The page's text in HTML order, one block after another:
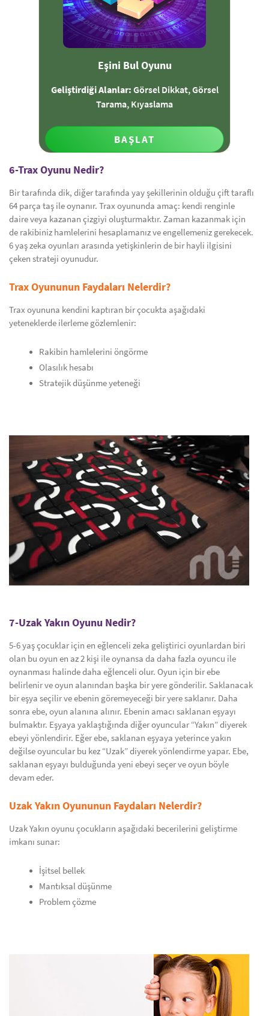
Eşini Bul Oyunu
Geliştirdiği Alanlar: Görsel Dikkat, Görsel
Tarama, Kıyaslama
BAŞLAT
6-Trax Oyunu Nedir?
Bir tarafında dik, diğer tarafında yay şekillerinin olduğu çift taraflı
64 parça taş ile oynanır. Trax oyununda amaç: kendi renginle
daire veya kazanan çizgiyi oluşturmaktır. Zaman kazanmak için
de rakibiniz hamlelerini hesaplamanız ve engellemeniz gerekecek.
6 yaş zeka oyunları arasında yetişkinlerin de bir hayli ilgisini
çeken strateji oyunudur.
Trax Oyununun Faydaları Nelerdir?
Trax oyununa kendini kaptıran bir çocukta aşağıdaki
yeteneklerde ilerleme gözlemlenir:
Rakibin hamlelerini öngörme
Olasılık hesabı
Stratejik düşünme yeteneği
7-Uzak Yakın Oyunu Nedir?
5-6 yaş çocuklar için en eğlenceli zeka geliştirici oyunlardan biri
olan bu oyun en az 2 kişi ile oynansa da daha fazla oyuncu ile
oynanması halinde daha eğlenceli olur. Oyun için bir ebe
belirlenir ve oyun alanından başka bir yere gönderilir. Saklanacak
bir eşya seçilir ve ebenin göremeyeceği bir yere saklanır. Daha
sonra ebe, oyun alanına alınır. Ebenin amacı saklanan eşyayı
bulmaktır. Eşyaya yaklaştığında diğer oyuncular “Yakın” diyerek
ebeyi yönlendirir. Eğer ebe, saklanan eşyaya yeterince yakın
değilse oyuncular bu kez “Uzak” diyerek yönlendirme yapar. Ebe,
saklanan eşyayı bulduğunda yeni ebeyi seçer ve oyun böyle
devam eder.
Uzak Yakın Oyununun Faydaları Nelerdir?
Uzak Yakın oyunu çocukların aşağıdaki becerilerini geliştirme
imkanı sunar:
İşitsel bellek
Mantıksal düşünme
Problem çözme